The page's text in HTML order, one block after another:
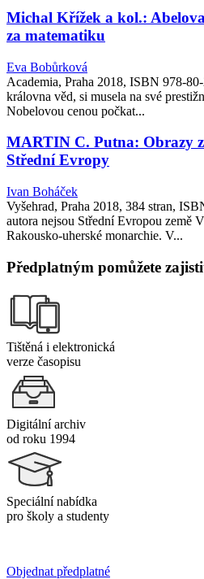
Michal Křížek a kol.:
za matematiku
Eva Bobůrková
Academia, Praha 2018, ISBN 978-
královna věd, si musela na své
Nobelovou cenou počkat...
MARTIN C. Putna: Obrazy
Střední Evropy
Ivan Boháček
Vyšehrad, Praha 2018, 384 stran,
autora nejsou Střední Evropou země
Rakousko-uherské monarchie. V...
Předplatným pomůžete
Tištěná i elektronická
verze časopisu
Digitální archiv
od roku 1994
Speciální nabídka
pro školy a studenty
Objednat předplatné